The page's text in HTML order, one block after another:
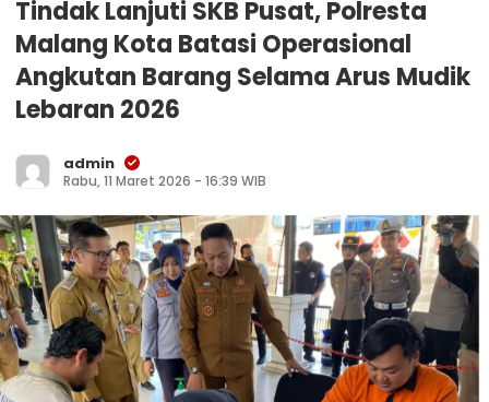
Tindak Lanjuti SKB Pusat, Polresta
Malang Kota Batasi Operasional
Angkutan Barang Selama Arus Mudik
Lebaran 2026
admin
Rabu, 11 Maret 2026 - 16:39 WIB